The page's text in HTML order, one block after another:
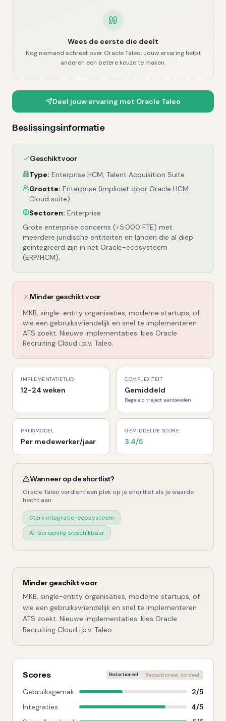
Wees de eerste die deelt
Nog niemand schreef over Oracle Taleo. Jouw ervaring helpt
anderen een betere keuze te maken.
Deel jouw ervaring met Oracle Taleo
Beslissingsinformatie
Geschikt voor
Type: Enterprise HCM, Talent Acquisition Suite
Grootte: Enterprise (impliciet door Oracle HCM
Cloud suite)
Sectoren: Enterprise
Grote enterprise concerns (>5.000 FTE) met
meerdere juridische entiteiten en landen die al diep
geïntegreerd zijn in het Oracle-ecosysteem
(ERP/HCM).
Minder geschikt voor
MKB, single-entity organisaties, moderne startups, of
wie een gebruiksvriendelijk en snel te implementeren
ATS zoekt. Nieuwe implementaties: kies Oracle
Recruiting Cloud i.p.v. Taleo.
IMPLEMENTATIETIJD
12-24 weken
COMPLEXITEIT
Gemiddeld
Begeleid traject aanbevolen
PRIJSMODEL
Per medewerker/jaar
GEMIDDELDE SCORE
3.4/5
Wanneer op de shortlist?
Oracle Taleo verdient een plek op je shortlist als je waarde
hecht aan:
Sterk integratie-ecosysteem
AI-screening beschikbaar
Minder geschikt voor
MKB, single-entity organisaties, moderne startups, of
wie een gebruiksvriendelijk en snel te implementeren
ATS zoekt. Nieuwe implementaties: kies Oracle
Recruiting Cloud i.p.v. Taleo.
Scores Redactioneel Redactioneel oordeel
Gebruiksgemak 2/5
Integraties
4/5